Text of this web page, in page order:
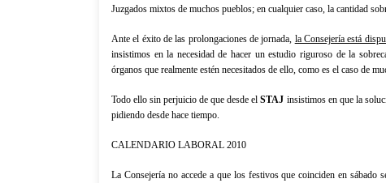
Juzgados mixtos de muchos pueblos; en cualquier caso, la cantidad
Ante el éxito de las prolongaciones de jornada, la Consejería está
insistimos en la necesidad de hacer un estudio riguroso de la
órganos que realmente estén necesitados de ello, como es el caso de
Todo ello sin perjuicio de que desde elSTAJ insistimos en que la
pidiendo desde hace tiempo.
CALENDARIO LABORAL 2010
La Consejeríano accede a que los festivos que coinciden en sábado